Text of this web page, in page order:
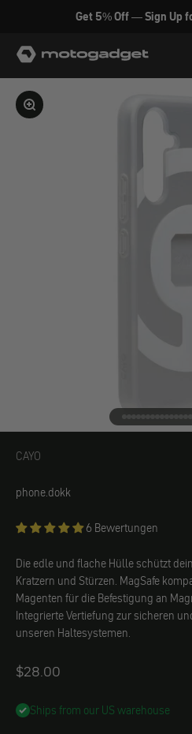
Zum Inhalt springen
Get 5% Off — Sign Up
motogadget GmbH
Bild vergrößern
Gehe zu
Gehe zu
Gehe zu
Gehe zu
Gehe zu
Gehe zu
Gehe zu
Gehe
Gehe
Gehe
CAYO
CAYO
phone.dokk
6 Bewertungen
Die edle und flache Hülle schützt
Kratzern und Stürzen. MagSafe
Magenten für die Befestigung an
Integrierte Vertiefung zur sicheren
unseren Haltesystemen.
Angebot
$28.00
Ships from our US warehouse